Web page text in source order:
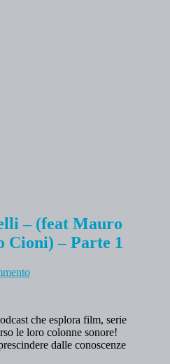
– (feat Mauro
– Parte 1
che esplora film, serie
le loro colonne sonore!
dalle conoscenze